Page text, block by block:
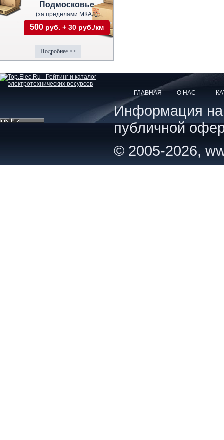
Подмосковье
(за пределами МКАД)
500 руб. + 30 руб./км
Подробнее >>
ГЛАВНАЯ О НАС
Информация на
публичной
© 2005-2026,